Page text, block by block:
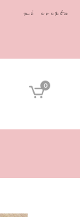
Mi cuenta
0